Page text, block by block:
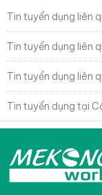
Tin tuyển dụng liên
Tin tuyển dụng liên
Tin tuyển dụng liên
Tin tuyển dụng tại